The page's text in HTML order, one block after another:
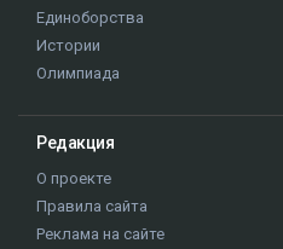
Единоборства
Истории
Олимпиада
Редакция
О проекте
Правила сайта
Реклама на сайте